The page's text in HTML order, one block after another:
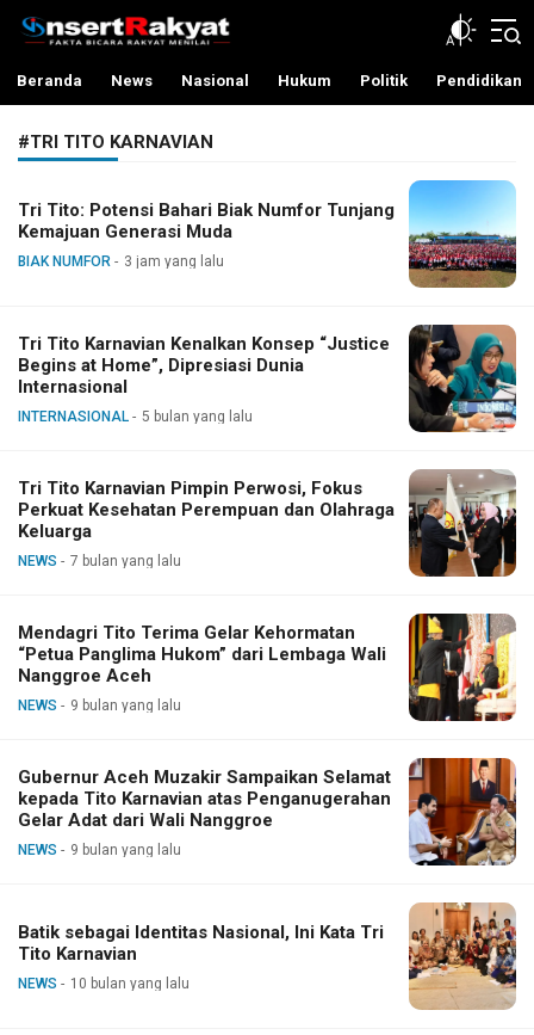
InsertRakyat.com
Fakta Bicara Rakyat Menilai
Beranda News Nasional Hukum Politik Pendidikan
#TRI TITO KARNAVIAN
Tri Tito: Potensi Bahari Biak Numfor Tunjang
Kemajuan Generasi Muda
BIAK NUMFOR 3 jam yang lalu
Tri Tito Karnavian Kenalkan Konsep “Justice
Begins at Home”, Dipresiasi Dunia
Internasional
INTERNASIONAL 5 bulan yang lalu
Tri Tito Karnavian Pimpin Perwosi, Fokus
Perkuat Kesehatan Perempuan dan Olahraga
Keluarga
NEWS 7 bulan yang lalu
Mendagri Tito Terima Gelar Kehormatan
“Petua Panglima Hukom” dari Lembaga Wali
Nanggroe Aceh
NEWS 9 bulan yang lalu
Gubernur Aceh Muzakir Sampaikan Selamat
kepada Tito Karnavian atas Penganugerahan
Gelar Adat dari Wali Nanggroe
NEWS 9 bulan yang lalu
Batik sebagai Identitas Nasional, Ini Kata Tri
Tito Karnavian
NEWS 10 bulan yang lalu